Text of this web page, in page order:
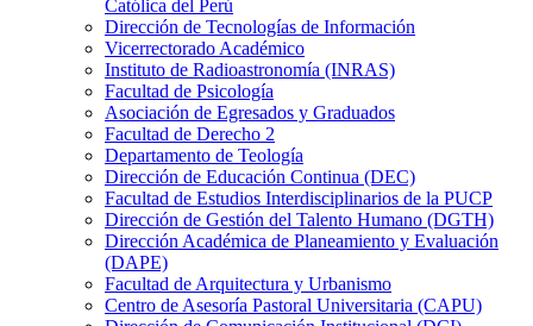
Católica del Perú
Dirección de Tecnologías de Información
Vicerrectorado Académico
Instituto de Radioastronomía (INRAS)
Facultad de Psicología
Asociación de Egresados y Graduados
Facultad de Derecho 2
Departamento de Teología
Dirección de Educación Continua (DEC)
Facultad de Estudios Interdisciplinarios de la PUCP
Dirección de Gestión del Talento Humano (DGTH)
Dirección Académica de Planeamiento y Evaluación
(DAPE)
Facultad de Arquitectura y Urbanismo
Centro de Asesoría Pastoral Universitaria (CAPU)